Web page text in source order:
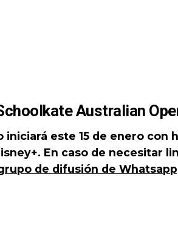
Australian
iniciará este 15 de enero con
En caso de necesitar
de difusión de